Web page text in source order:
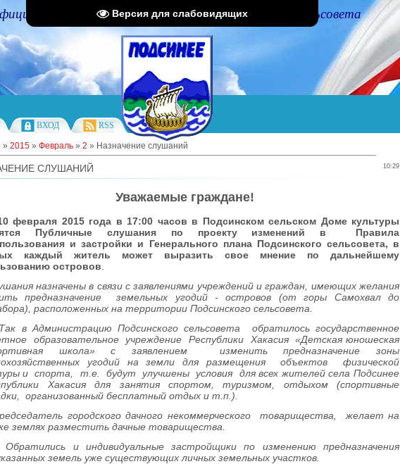
Версия для слабовидящих
портал Администрации Подсинского сельсовета
ВХОД RSS
» 2015 » Февраль » 2 » Назначение слушаний
10:29
СЛУШАНИЙ
Уважаемые граждане!
2015 года в 17:00 часов в Подсинском сельском Доме культуры
Публичные слушания по проекту изменений в Правила
и застройки и Генерального плана Подсинского сельсовета, в
каждый житель может выразить свое мнение по дальнейшему
островов
назначены в связи с заявлениями учреждений и граждан, имеющих желания
предназначение земельных угодий - островов (от горы Самохвал до
расположенных на территории Подсинского сельсовета.
Администрацию Подсинского сельсовета обратилось государственное
образовательное учреждение Республики Хакасия «Детская юношеская
школа» с заявлением изменить предназначение зоны
угодий на земли для размещения объектов физической
и спорта, т.е. будут улучшены условия для всех жителей села Подсинее
Хакасия для занятия спортом, туризмом, отдыхом (спортивные
организованный бесплатный отдых и т.п.).
городского дачного некоммерческого товарищества, желает на
землях разместить дачные товарищества.
и индивидуальные застройщики по изменению предназначения
земель уже существующих личных земельных участков.